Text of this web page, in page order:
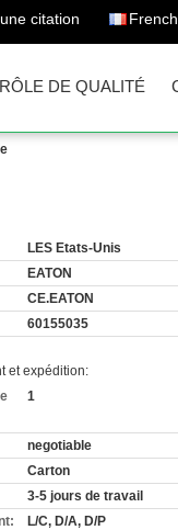
citation French
DE QUALITÉ
LES Etats-Unis
EATON
CE.EATON
60155035
et expédition:
1
negotiable
Carton
3-5 jours de travail
L/C, D/A, D/P